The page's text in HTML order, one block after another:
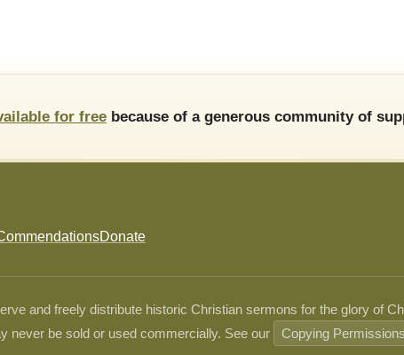
for free because of a generous community of
Donate
and freely distribute historic Christian sermons for the glory of
never be sold or used commercially. See our
Copying Permissions